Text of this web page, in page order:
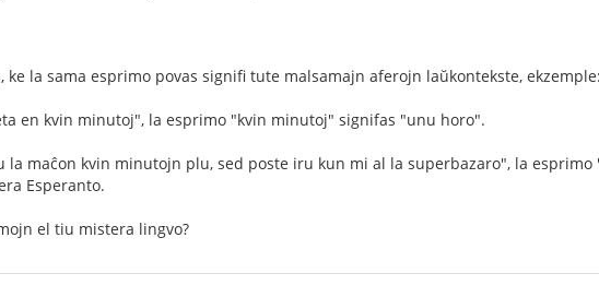
ke la sama esprimo povas signifi tute malsamajn aferojn laŭkontekste, ekzemple:
en kvin minutoj", la esprimo "kvin minutoj" signifas "unu horo".
la maĉon kvin minutojn plu, sed poste iru kun mi al la superbazaro", la
Esperanto.
el tiu mistera lingvo?